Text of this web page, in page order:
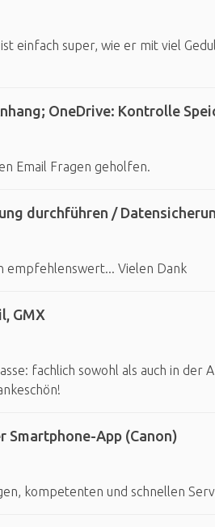
einfach super, wie er mit viel
OneDrive: Kontrolle
Email Fragen geholfen.
durchführen /
empfehlenswert... Vielen Dank
GMX
fachlich sowohl als auch in der
Smartphone-App (Canon)
kompetenten und schnellen